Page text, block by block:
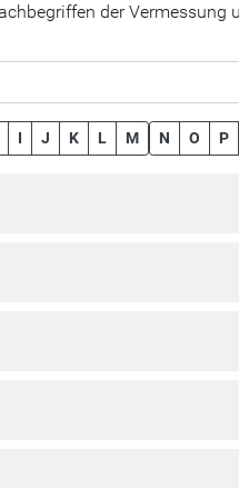
der Vermessung
I J K L M N O P